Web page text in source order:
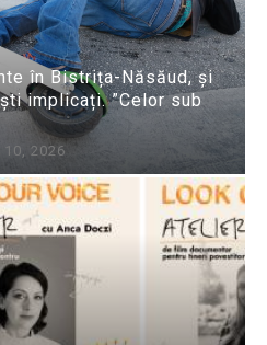
în Bistrița-Năsăud, și
implicați. ”Celor sub
2026